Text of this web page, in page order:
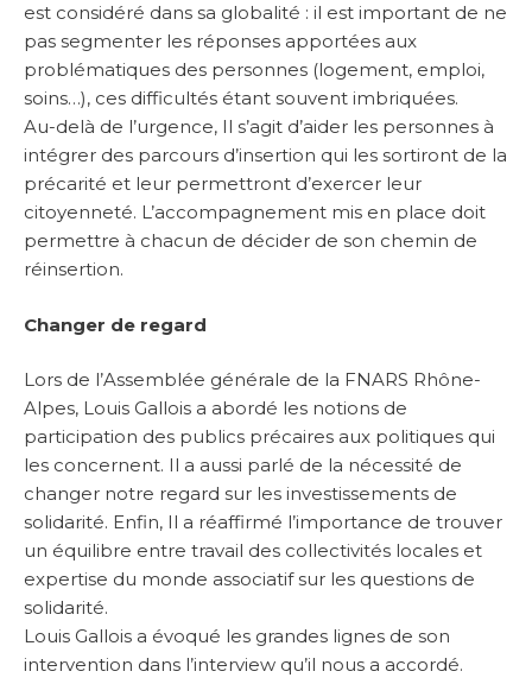
est considéré dans sa globalité : il est important de ne
pas segmenter les réponses apportées aux
problématiques des personnes (logement, emploi,
soins…), ces difficultés étant souvent imbriquées.
Au-delà de l’urgence, Il s’agit d’aider les personnes à
intégrer des parcours d’insertion qui les sortiront de la
précarité et leur permettront d’exercer leur
citoyenneté. L’accompagnement mis en place doit
permettre à chacun de décider de son chemin de
réinsertion.
Changer de regard
Lors de l’Assemblée générale de la FNARS Rhône-
Alpes, Louis Gallois a abordé les notions de
participation des publics précaires aux politiques qui
les concernent. Il a aussi parlé de la nécessité de
changer notre regard sur les investissements de
solidarité. Enfin, Il a réaffirmé l’importance de trouver
un équilibre entre travail des collectivités locales et
expertise du monde associatif sur les questions de
solidarité.
Louis Gallois a évoqué les grandes lignes de son
intervention dans l’interview qu’il nous a accordé.